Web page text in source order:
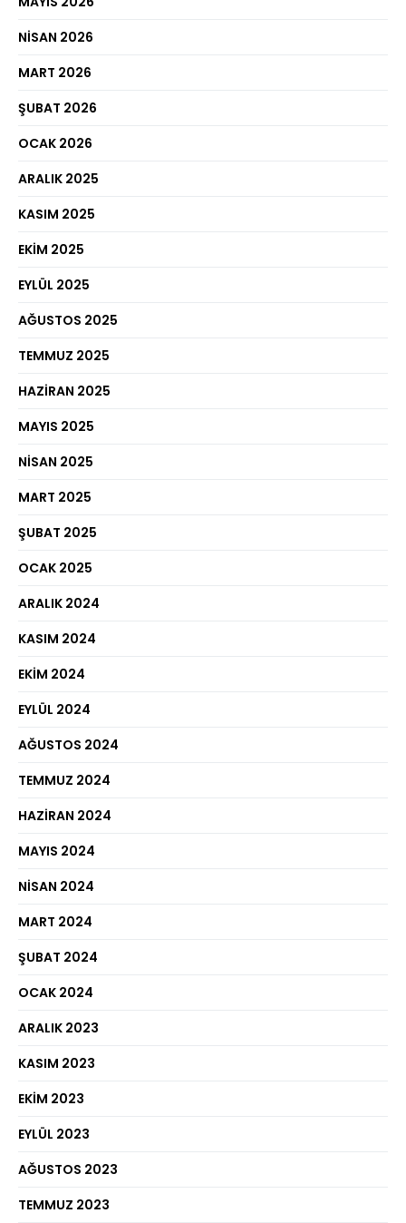
NISAN 2026
MART 2026
ŞUBAT 2026
OCAK 2026
ARALIK 2025
KASIM 2025
EKIM 2025
EYLÜL 2025
AĞUSTOS 2025
TEMMUZ 2025
HAZIRAN 2025
MAYIS 2025
NISAN 2025
MART 2025
ŞUBAT 2025
OCAK 2025
ARALIK 2024
KASIM 2024
EKIM 2024
EYLÜL 2024
AĞUSTOS 2024
TEMMUZ 2024
HAZIRAN 2024
MAYIS 2024
NISAN 2024
MART 2024
ŞUBAT 2024
OCAK 2024
ARALIK 2023
KASIM 2023
EKIM 2023
EYLÜL 2023
AĞUSTOS 2023
TEMMUZ 2023